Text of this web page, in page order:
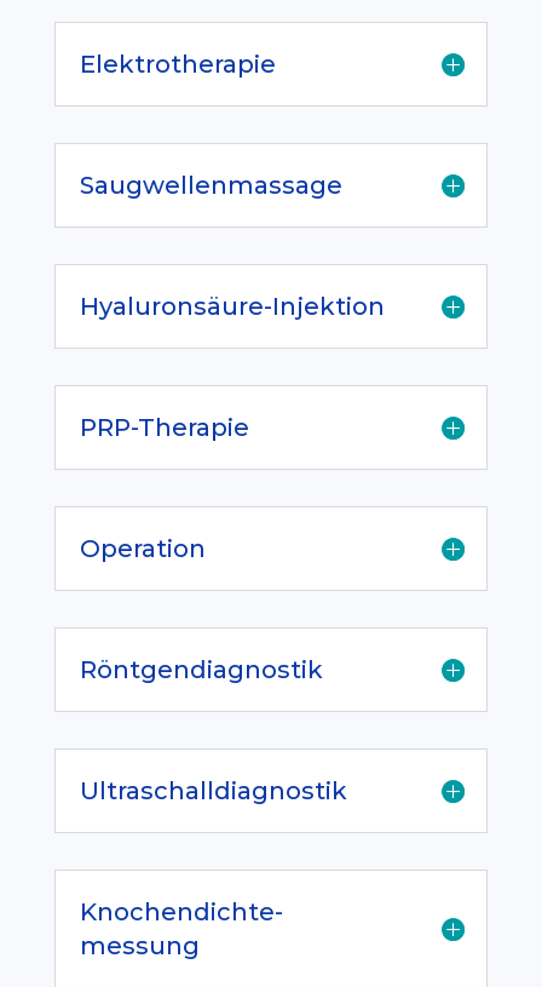
Elektrotherapie
Saugwellenmassage
Hyaluronsäure-Injektion
PRP-Therapie
Operation
Röntgendiagnostik
Ultraschalldiagnostik
Knochendichte-
messung